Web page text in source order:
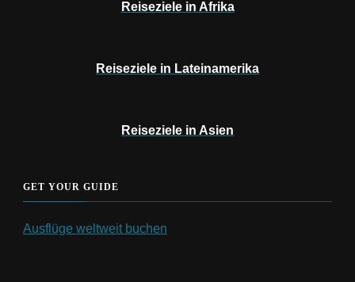
Reiseziele in Afrika
Reiseziele in Lateinamerika
Reiseziele in Asien
GET YOUR GUIDE
Ausflüge weltweit buchen